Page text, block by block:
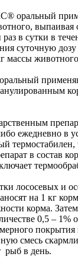
оральный
выпаивая
в сутки в
суточную дозу
массы
ежедневно в
в состав
лососевых и
на 1 кг
корма.
0,5 – 1%
покрытия
смесь
рыб в день.